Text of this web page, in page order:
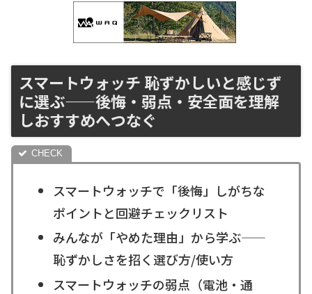
スマートウォッチ 恥ずかしいと感じず
に選ぶ——後悔・弱点・安全面を理解
しおすすめへつなぐ
スマートウォッチで「後悔」しがちな
ポイントと回避チェックリスト
みんなが「やめた理由」から学ぶ——
恥ずかしさを招く選び方/使い方
スマートウォッチの弱点（電池・通